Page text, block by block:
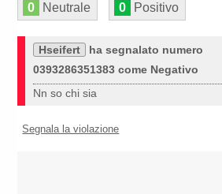
0 Neutrale 0 Positivo
Hseifert
ha segnalato numero
0393286351383 come Negativo
Nn so chi sia
Segnala la violazione